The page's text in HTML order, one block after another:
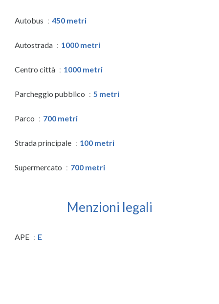
Autobus 450 metri
Autostrada 1000 metri
Centro città 1000 metri
Parcheggio pubblico 5 metri
Parco 700 metri
Strada principale 100 metri
Supermercato 700 metri
Menzioni legali
APE E